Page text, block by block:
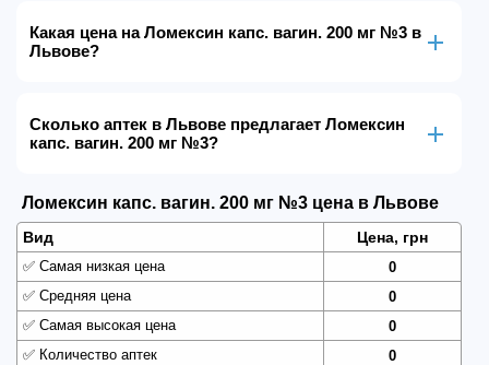
Какая цена на Ломексин капс. вагин. 200 мг №3 в
Львове?
Сколько аптек в Львове предлагает Ломексин
капс. вагин. 200 мг №3?
Ломексин капс. вагин. 200 мг №3 цена в Львове
Вид Цена, грн
✅ Самая низкая цена
0
✅ Средняя цена
0
✅ Самая высокая цена
0
✅ Количество аптек 0